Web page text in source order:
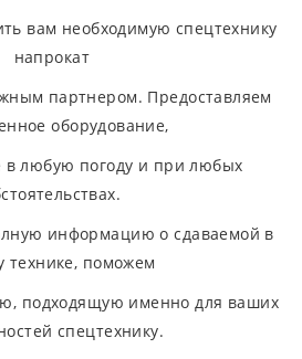
вам необходимую спецтехнику
напрокат
партнером. Предоставляем
оборудование,
в любую погоду и при любых
информацию о сдаваемой в
технике, поможем
подходящую именно для ваших
спецтехнику.